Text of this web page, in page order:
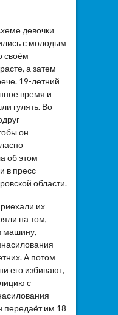
девочки
с молодым
своём
а затем
19-летний
время и
гулять. Во
он
об этом
в пресс-
области.
их
на том,
машину,
А потом
его избивают,
с
передаёт им 18